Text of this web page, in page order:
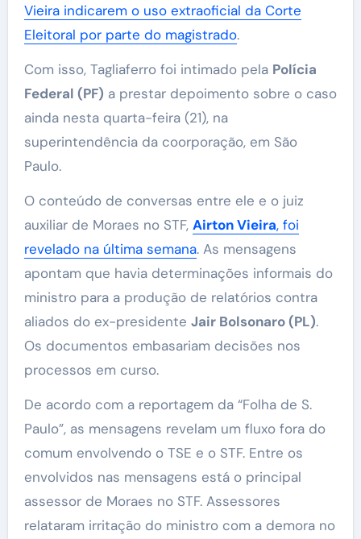
Vieira indicarem o uso extraoficial da Corte
Eleitoral por parte do magistrado.
Com isso, Tagliaferro foi intimado pela Polícia
Federal (PF) a prestar depoimento sobre o caso
ainda nesta quarta-feira (21), na
superintendência da coorporação, em São
Paulo.
O conteúdo de conversas entre ele e o juiz
auxiliar de Moraes no STF, Airton Vieira, foi
revelado na última semana. As mensagens
apontam que havia determinações informais do
ministro para a produção de relatórios contra
aliados do ex-presidente Jair Bolsonaro (PL).
Os documentos embasariam decisões nos
processos em curso.
De acordo com a reportagem da “Folha de S.
Paulo”, as mensagens revelam um fluxo fora do
comum envolvendo o TSE e o STF. Entre os
envolvidos nas mensagens está o principal
assessor de Moraes no STF. Assessores
relataram irritação do ministro com a demora no